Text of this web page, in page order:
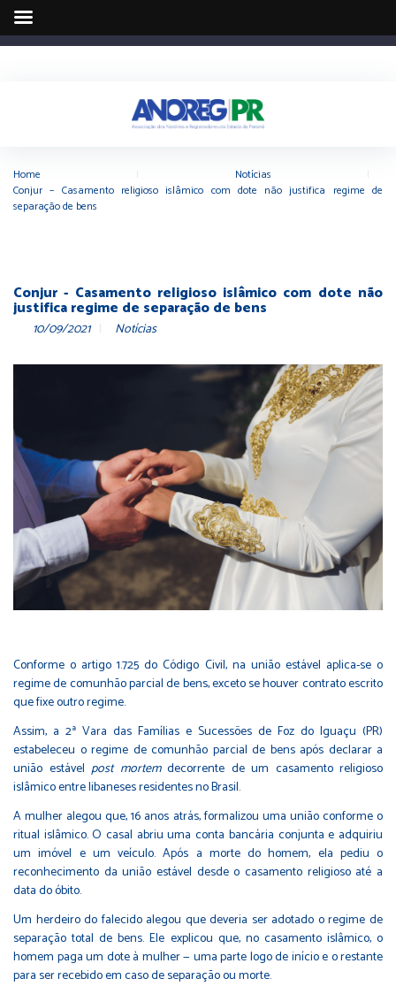
Home Notícias
Conjur – Casamento religioso islâmico com dote não justifica regime de
separação de bens
Conjur - Casamento religioso islâmico com dote não
justifica regime de separação de bens
10/09/2021 Notícias
Conforme o artigo 1.725 do Código Civil, na união estável aplica-se o
regime de comunhão parcial de bens, exceto se houver contrato escrito
que fixe outro regime.
Assim, a 2ª Vara das Famílias e Sucessões de Foz do Iguaçu (PR)
estabeleceu o regime de comunhão parcial de bens após declarar a
união estável post mortemdecorrente de um casamento religioso
islâmico entre libaneses residentes no Brasil.
A mulher alegou que, 16 anos atrás, formalizou uma união conforme o
ritual islâmico. O casal abriu uma conta bancária conjunta e adquiriu
um imóvel e um veículo. Após a morte do homem, ela pediu o
reconhecimento da união estável desde o casamento religioso até a
data do óbito.
Um herdeiro do falecido alegou que deveria ser adotado o regime de
separação total de bens. Ele explicou que, no casamento islâmico, o
homem paga um dote à mulher — uma parte logo de início e o restante
para ser recebido em caso de separação ou morte.